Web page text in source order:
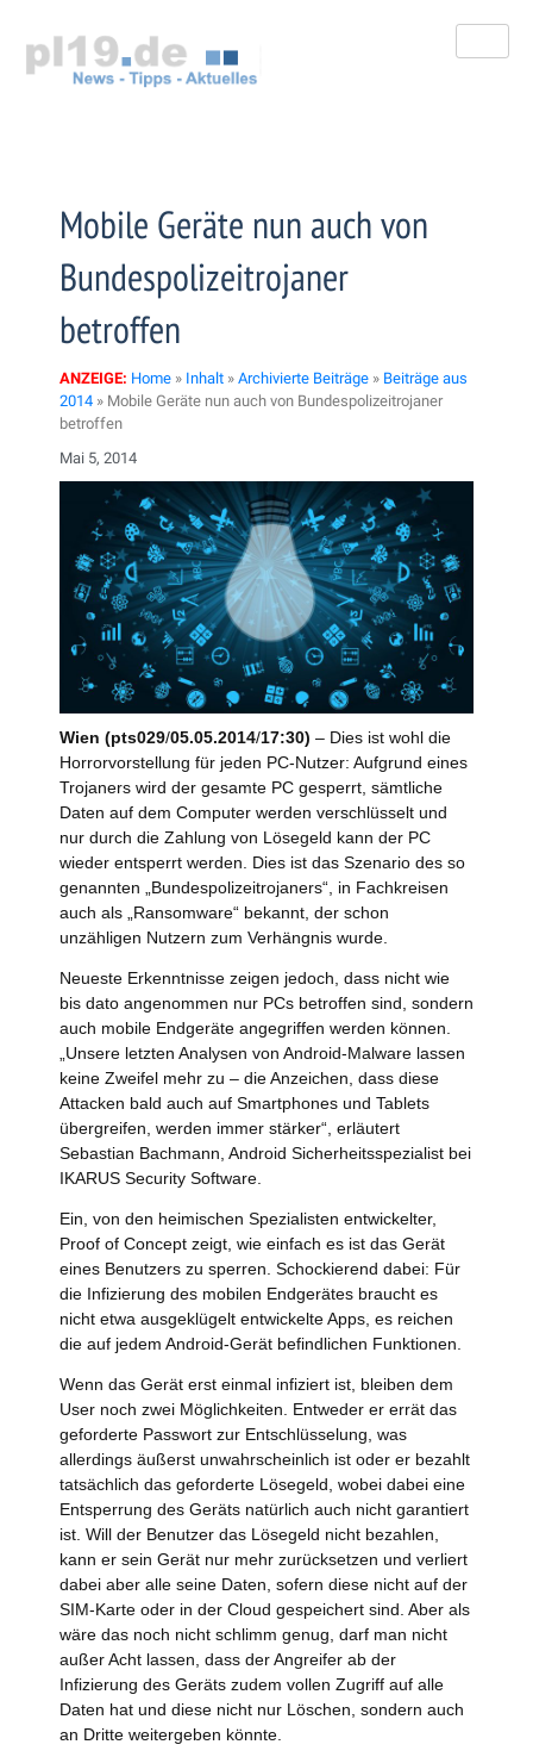
springen
Mobile Geräte nun auch von
Bundespolizeitrojaner
betroffen
ANZEIGE: Home » Inhalt » Archivierte Beiträge » Beiträge aus
2014 » Mobile Geräte nun auch von Bundespolizeitrojaner
betroffen
Mai 5, 2014
Wien (pts029/05.05.2014/17:30) – Dies ist wohl die
Horrorvorstellung für jeden PC-Nutzer: Aufgrund eines
Trojaners wird der gesamte PC gesperrt, sämtliche
Daten auf dem Computer werden verschlüsselt und
nur durch die Zahlung von Lösegeld kann der PC
wieder entsperrt werden. Dies ist das Szenario des so
genannten „Bundespolizeitrojaners“, in Fachkreisen
auch als „Ransomware“ bekannt, der schon
unzähligen Nutzern zum Verhängnis wurde.
Neueste Erkenntnisse zeigen jedoch, dass nicht wie
bis dato angenommen nur PCs betroffen sind, sondern
auch mobile Endgeräte angegriffen werden können.
„Unsere letzten Analysen von Android-Malware lassen
keine Zweifel mehr zu – die Anzeichen, dass diese
Attacken bald auch auf Smartphones und Tablets
übergreifen, werden immer stärker“, erläutert
Sebastian Bachmann, Android Sicherheitsspezialist bei
IKARUS Security Software.
Ein, von den heimischen Spezialisten entwickelter,
Proof of Concept zeigt, wie einfach es ist das Gerät
eines Benutzers zu sperren. Schockierend dabei: Für
die Infizierung des mobilen Endgerätes braucht es
nicht etwa ausgeklügelt entwickelte Apps, es reichen
die auf jedem Android-Gerät befindlichen Funktionen.
Wenn das Gerät erst einmal infiziert ist, bleiben dem
User noch zwei Möglichkeiten. Entweder er errät das
geforderte Passwort zur Entschlüsselung, was
allerdings äußerst unwahrscheinlich ist oder er bezahlt
tatsächlich das geforderte Lösegeld, wobei dabei eine
Entsperrung des Geräts natürlich auch nicht garantiert
ist. Will der Benutzer das Lösegeld nicht bezahlen,
kann er sein Gerät nur mehr zurücksetzen und verliert
dabei aber alle seine Daten, sofern diese nicht auf der
SIM-Karte oder in der Cloud gespeichert sind. Aber als
wäre das noch nicht schlimm genug, darf man nicht
außer Acht lassen, dass der Angreifer ab der
Infizierung des Geräts zudem vollen Zugriff auf alle
Daten hat und diese nicht nur Löschen, sondern auch
an Dritte weitergeben könnte.